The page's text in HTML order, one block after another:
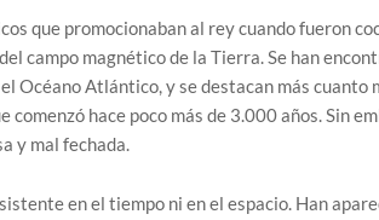
que promocionaban al rey cuando fueron
campo magnético de la Tierra. Se han
Océano Atlántico, y se destacan más cuanto
hace poco más de 3.000 años. Sin
y mal fechada.
en el tiempo ni en el espacio. Han